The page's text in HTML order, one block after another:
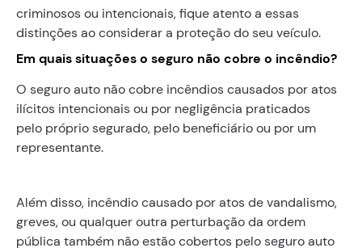
criminosos ou intencionais, fique atento a essas
distinções ao considerar a proteção do seu veículo.
Em quais situações o seguro não cobre o incêndio?
O seguro auto não cobre incêndios causados por atos
ilícitos intencionais ou por negligência praticados
pelo próprio segurado, pelo beneficiário ou por um
representante.
Além disso, incêndio causado por atos de vandalismo,
greves, ou qualquer outra perturbação da ordem
pública também não estão cobertos pelo seguro auto